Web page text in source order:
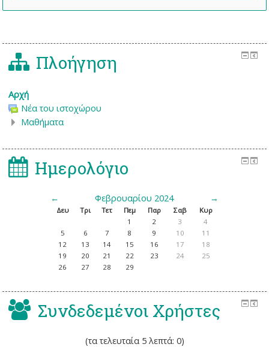
Πλοήγηση
Αρχή
Νέα του ιστοχώρου
Μαθήματα
Ημερολόγιο
← Φεβρουαρίου 2024 →
Δευ Τρι Τετ Πεμ Παρ Σαβ
Κυρ
1
2 3
4
5
6 7 8 9 10
11
12
13 14 15 16 17
18
19
20 21 22 23 24
25
26
27 28 29
Συνδεδεμένοι Χρήστες
(τα τελευταία 5 λεπτά: 0)